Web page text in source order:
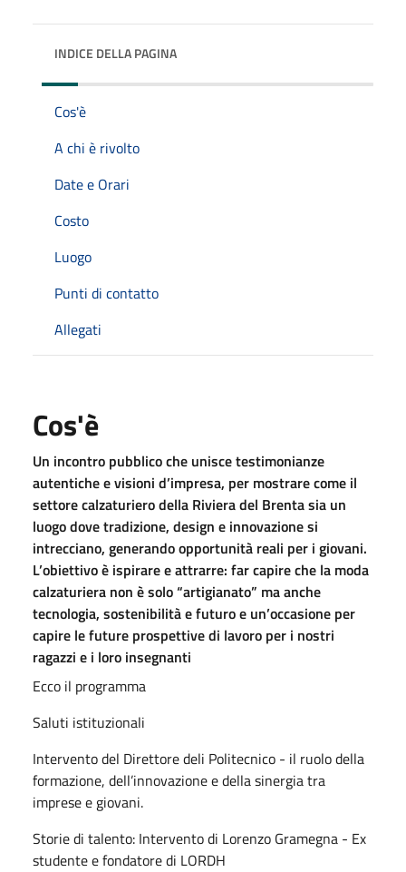
INDICE DELLA PAGINA
Cos'è
A chi è rivolto
Date e Orari
Costo
Luogo
Punti di contatto
Allegati
Cos'è
Un incontro pubblico che unisce testimonianze
autentiche e visioni d’impresa, per mostrare come il
settore calzaturiero della Riviera del Brenta sia un
luogo dove tradizione, design e innovazione si
intrecciano, generando opportunità reali per i giovani.
L’obiettivo è ispirare e attrarre: far capire che la moda
calzaturiera non è solo “artigianato” ma anche
tecnologia, sostenibilità e futuro e un’occasione per
capire le future prospettive di lavoro per i nostri
ragazzi e i loro insegnanti
Ecco il programma
Saluti istituzionali
Intervento del Direttore deli Politecnico - il ruolo della
formazione, dell’innovazione e della sinergia tra
imprese e giovani.
Storie di talento: Intervento di Lorenzo Gramegna - Ex
studente e fondatore di LORDH